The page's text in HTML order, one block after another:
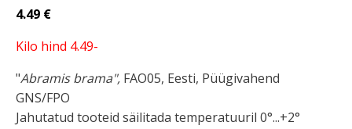
4.49 €
Kilo hind 4.49-
"Abramis brama", FAO05, Eesti, Püügivahend
GNS/FPO
Jahutatud tooteid säilitada temperatuuril 0°...+2°